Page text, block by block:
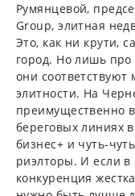
Румянцевой,
Group, элитная
Это, как ни крути,
город. Но лишь
они соответствуют
элитности. На
преимущественно
береговых линиях
бизнес+ и чуть-
риэлторы. И если
конкуренция